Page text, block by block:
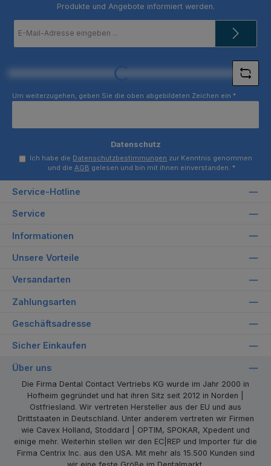
Produkte und Angebote informiert werden.
Mail-
Loading...
Um weiterzugehen, geben Sie die oben abgebildeten Zeichen ein *
Datenschutz
Ich habe die Datenschutzbestimmungen zur Kenntnis genommen
und die AGB gelesen und bin mit ihnen einverstanden. *
Service-Hotline
Service
Informationen
Unsere Vorteile
Versandarten
Zahlungsarten
Geschäftsadresse
Sicher Einkaufen
Über uns
Die Firma Dental Contact Vertriebs KG wurde im Jahr 2000 in
Hofheim gegründet und hat ihren Sitz seit 2012 in Norden |
Ostfriesland. Wir vertreten Hersteller aus der EU und aus
Drittstaaten in Deutschland. Unter anderem vertreten wir Firmen
wie Cavex Holland, Stoddard | OPTIM, SPOKAR, Xpedent und
einige mehr. Weiterhin stellen wir den EC|REP und Importer für die
Firma Centrix Inc. aus den USA. Mit mehr als 15.500 Kunden sind